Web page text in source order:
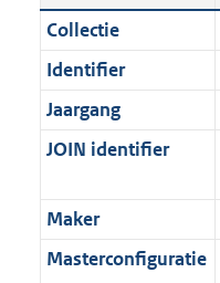
i
c
a
t
i
i
n
f
t
t
e
:
o
b
e
k
Collectie
Identifier
Jaargang
JOIN identifier
Maker
Masterconfiguratie